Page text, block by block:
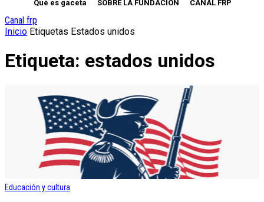
Qué es gaceta SOBRE LA FUNDACIÓN CANAL FRP
Canal frp
Inicio Etiquetas Estados unidos
Etiqueta: estados unidos
Educación y cultura